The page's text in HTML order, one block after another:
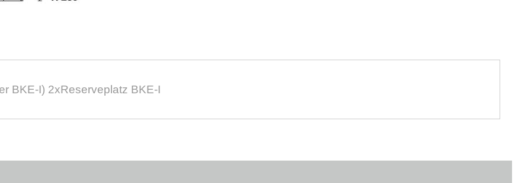
BKE-I) 2xReserveplatz BKE-I